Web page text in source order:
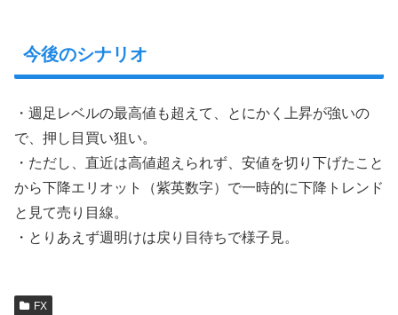
今後のシナリオ
・週足レベルの最高値も超えて、とにかく上昇が強いの
で、押し目買い狙い。
・ただし、直近は高値超えられず、安値を切り下げたこと
から下降エリオット（紫英数字）で一時的に下降トレンド
と見て売り目線。
・とりあえず週明けは戻り目待ちで様子見。
FX